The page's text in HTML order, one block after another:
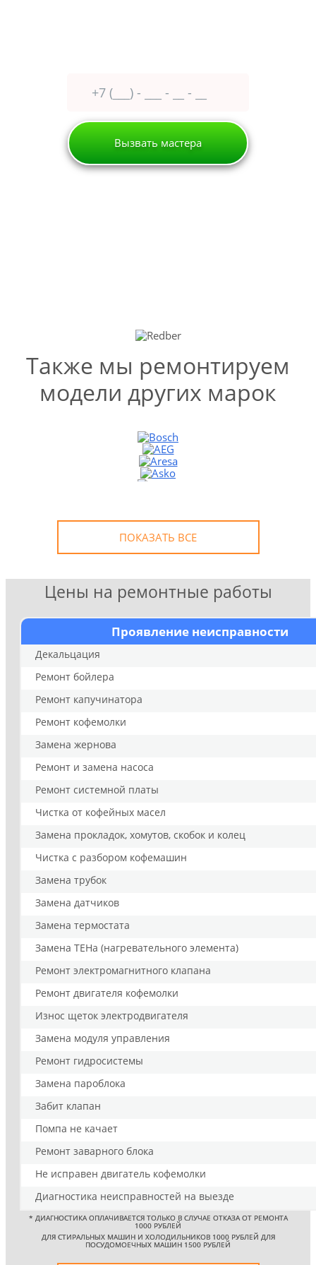
Вызвать мастера
УЗНАТЬ СТОИМОСТЬ
Выезд и диагностика
БЕСПЛАТНО *
* в случае ремонта
Также мы ремонтируем
модели других марок
ПОКАЗАТЬ ВСЕ
Цены на ремонтные работы
Проявление неисправности
Декальцация
Ремонт бойлера
Ремонт капучинатора
Ремонт кофемолки
Замена жернова
Ремонт и замена насоса
Ремонт системной платы
Чистка от кофейных масел
Замена прокладок, хомутов, скобок и колец
Чистка с разбором кофемашин
Замена трубок
Замена датчиков
Замена термостата
Замена ТЕНа (нагревательного элемента)
Ремонт электромагнитного клапана
Ремонт двигателя кофемолки
Износ щеток электродвигателя
Замена модуля управления
Ремонт гидросистемы
Замена пароблока
Забит клапан
Помпа не качает
Ремонт заварного блока
Не исправен двигатель кофемолки
Диагностика неисправностей на выезде
* ДИАГНОСТИКА ОПЛАЧИВАЕТСЯ ТОЛЬКО В СЛУЧАЕ ОТКАЗА ОТ РЕМОНТА
1000 РУБЛЕЙ
ДЛЯ СТИРАЛЬНЫХ МАШИН И ХОЛОДИЛЬНИКОВ 1000 РУБЛЕЙ ДЛЯ
ПОСУДОМОЕЧНЫХ МАШИН 1500 РУБЛЕЙ